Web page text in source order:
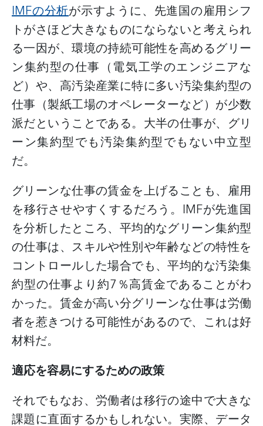
IMFの分析が示すように、先進国の雇用シフ
トがさほど大きなものにならないと考えられ
る一因が、環境の持続可能性を高めるグリー
ン集約型の仕事（電気工学のエンジニアな
ど）や、高汚染産業に特に多い汚染集約型の
仕事（製紙工場のオペレーターなど）が少数
派だということである。大半の仕事が、グリ
ーン集約型でも汚染集約型でもない中立型
だ。
グリーンな仕事の賃金を上げることも、雇用
を移行させやすくするだろう。 IMFが先進国
を分析したところ、平均的なグリーン集約型
の仕事は、スキルや性別や年齢などの特性を
コントロールした場合でも、平均的な汚染集
約型の仕事より約7％高賃金であることがわ
かった。賃金が高い分グリーンな仕事は労働
者を惹きつける可能性があるので、これは好
材料だ。
適応を容易にするための政策
それでもなお、労働者は移行の途中で大きな
課題に直面するかもしれない。実際、データ